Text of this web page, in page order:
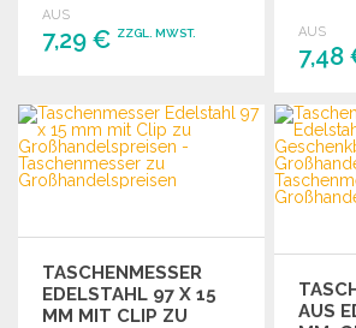
Gebrauch.
AUS
7,29 € ZZGL. MWST.
Angebot anfordern
AUS
7,48
TASCHENMESSER
EDELSTAHL 97 X 15
MM MIT CLIP ZU
AUS